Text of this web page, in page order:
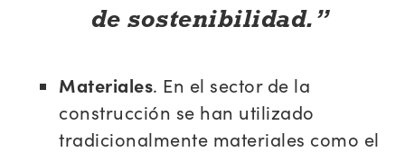
de sostenibilidad.
Materiales. En el sector de la
construcción se han utilizado
tradicionalmente materiales como el